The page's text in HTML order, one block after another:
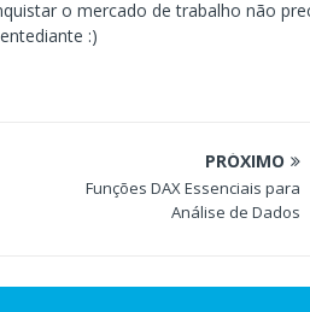
o mercado de trabalho não
:)
PRÓXIMO
Funções DAX Essenciais para
Análise de Dados